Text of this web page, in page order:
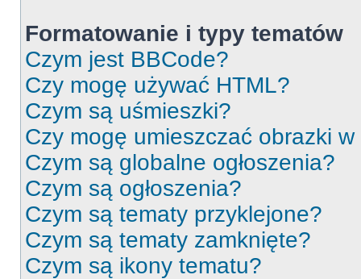
Formatowanie i typy tematów
Czym jest BBCode?
Czy mogę używać HTML?
Czym są uśmieszki?
Czy mogę umieszczać obrazki
Czym są globalne ogłoszenia?
Czym są ogłoszenia?
Czym są tematy przyklejone?
Czym są tematy zamknięte?
Czym są ikony tematu?